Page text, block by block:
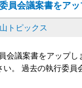
員会議案書をアッ
トピックス
会議案書をアップ
い。 過去の執行委員